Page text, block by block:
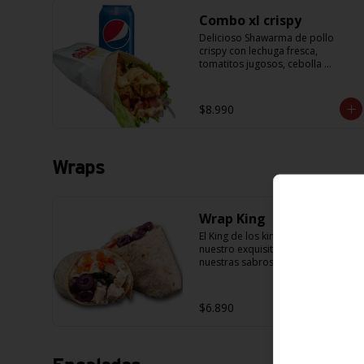
Combo xl crispy
Delicioso Shawarma de pollo
crispy con lechuga fresca,
tomatitos jugosos, cebolla
$8.990
Wraps
Wrap King
El King de los kings! Prueba
nuestro exquisito Wrap con
nuestras sabrosas masas de
pollo, aceitunas moradas y
morron y salsa en base a
$6.890